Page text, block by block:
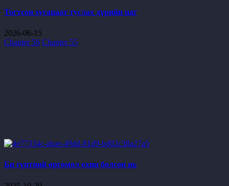
Тогтсон хугацаат туслах дүрийн цаг
2026-06-15
Chapter 56 Chapter 55
Би гүнтний өргөмөл охин болсон нь